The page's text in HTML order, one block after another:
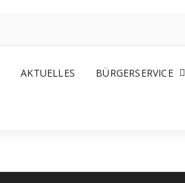
AKTUELLES BÜRGERSERVICE